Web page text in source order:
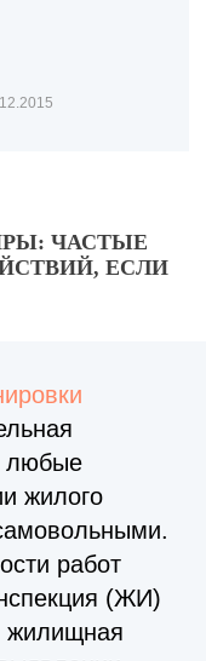
ЧАСТЫЕ
ЕСЛИ
любые
жилого
работ
(ЖИ)
жилищная